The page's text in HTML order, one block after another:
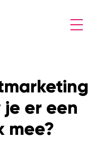
er een
mee?